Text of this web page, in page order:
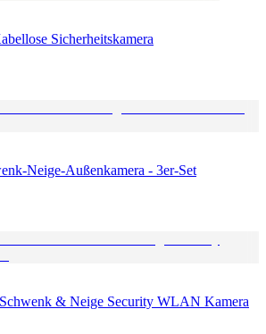
Sicherheitskamera
Neige-Außenkamera - 3er-Set
& Neige Security WLAN Kamera